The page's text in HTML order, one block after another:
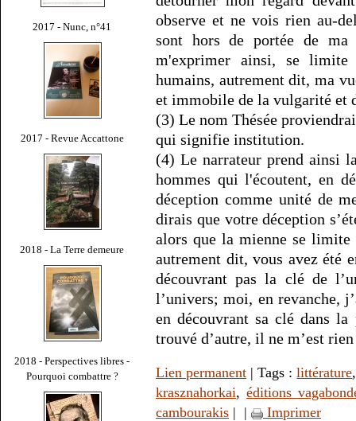
2017 - Nunc, n°41
2017 - Revue Accattone
2018 - La Terre demeure
2018 - Perspectives libres -
Pourquoi combattre ?
observe et ne vois rien au-
sont hors de portée de
m'exprimer ainsi, se
humains, autrement dit, ma
et immobile de la vulgarité et
(3) Le nom Thésée
qui signifie institution.
(4) Le narrateur prend ainsi
hommes qui l'écoutent, en
déception comme unité de
dirais que votre déception
alors que la mienne se limite
autrement dit, vous avez été
découvrant pas la clé de
l’univers; moi, en revanche,
en découvrant sa clé dans
trouvé d’autre, il ne m’est
Lien permanent | Tags :littérature
krasznahorkai, éditions
cambourakis | | Imprimer